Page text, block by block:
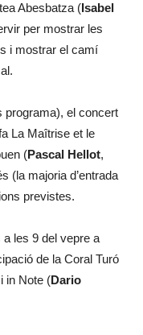
Abesbatza (Isabel
per mostrar les
i mostrar el camí
programa), el concert
La Maîtrise et le
(Pascal Hellot,
(la majoria d’entrada
previstes.
a les 9 del vepre a
de la Coral Turó
in Note (Dario